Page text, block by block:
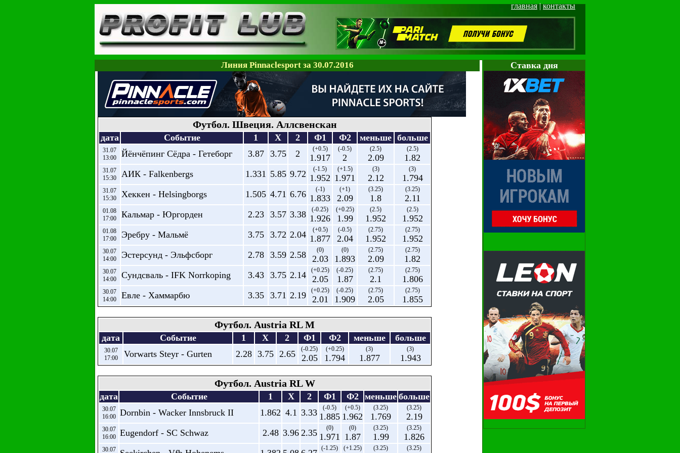
главная|контакты
Cтавка дня
Линия Pinnaclesport за 30.07.2016
Футбол. Швеция. Аллсвенскан
дата Событие 1 X 2 Ф1 Ф2 меньше больше
31.07
13:00
Йёнчёпинг Сёдра - Гетеборг 3.87 3.75 2 (+0.5)
1.917
(-0.5)
2
(2.5)
2.09
(2.5)
1.82
31.07
15:30
АИК - Falkenbergs 1.331 5.85 9.72 (-1.5)
1.952
(+1.5)
1.971
(3)
2.12
(3)
1.794
31.07
15:30
Хеккен - Helsingborgs 1.505 4.71 6.76 (-1)
1.833
(+1)
2.09
(3.25)
1.8
(3.25)
2.11
01.08
17:00
Кальмар - Юргорден 2.23 3.57 3.38 (-0.25)
1.926
(+0.25)
1.99
(2.5)
1.952
(2.5)
1.952
01.08
17:00
Эребру - Мальмё 3.75 3.72 2.04 (+0.5)
1.877
(-0.5)
2.04
(2.75)
1.952
(2.75)
1.952
30.07
14:00
Эстерсунд - Эльфсборг 2.78 3.59 2.58 (0)
2.03
(0)
1.893
(2.75)
2.09
(2.75)
1.82
30.07
14:00
Сундсваль - IFK Norrkoping 3.43 3.75 2.14 (+0.25)
2.05
(-0.25)
1.87
(2.75)
2.1
(2.75)
1.806
30.07
14:00
Евле - Хаммарбю 3.35 3.71 2.19 (+0.25)
2.01
(-0.25)
1.909
(2.75)
2.05
(2.75)
1.855
Футбол. Austria RL M
дата Событие 1 X 2 Ф1 Ф2 меньше больше
30.07
17:00
Vorwarts Steyr - Gurten 2.28 3.75 2.65 (-0.25)
2.05
(+0.25)
1.794
(3)
1.877
(3)
1.943
Футбол. Austria RL W
дата Событие 1 X 2 Ф1 Ф2 меньше больше
30.07
16:00
Dornbin - Wacker Innsbruck II 1.862 4.1 3.33 (-0.5)
1.885
(+0.5)
1.962
(3.25)
1.769
(3.25)
2.19
30.07
16:00
Eugendorf - SC Schwaz 2.48 3.96 2.35 (0)
1.971
(0)
1.87
(3.25)
1.99
(3.25)
1.826
30.07 (-1.25) (+1.25) (3.25) (3.25)